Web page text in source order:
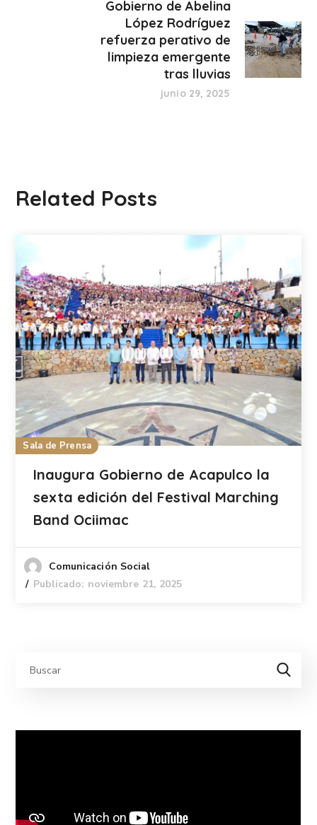
Gobierno de Abelina
López Rodríguez
refuerza perativo de
limpieza emergente
tras lluvias
junio 29, 2025
Related Posts
Sala de Prensa
Inaugura Gobierno de Acapulco la
sexta edición del Festival Marching
Band Ociimac
Comunicación Social
Publicado: noviembre 21, 2025